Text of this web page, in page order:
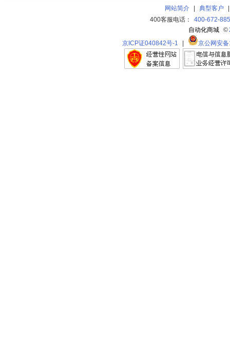
网站简介 典型客户
400客服电话：
400-672-
自动化商城
©
京ICP证040842号-1
京公网安